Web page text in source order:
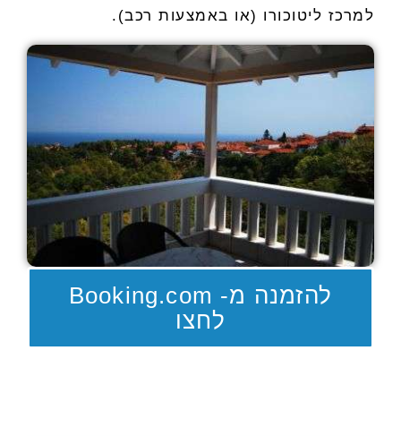
למרכז ליטוכורו (או באמצעות רכב).
להזמנה מ- Booking.com
לחצו